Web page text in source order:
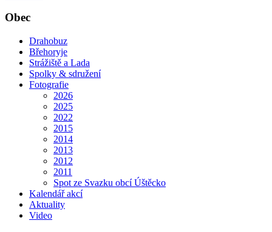
Obec
Drahobuz
Břehoryje
Strážiště a Lada
Spolky & sdružení
Fotografie
2026
2025
2022
2015
2014
2013
2012
2011
Spot ze Svazku obcí Úštěcko
Kalendář akcí
Aktuality
Video